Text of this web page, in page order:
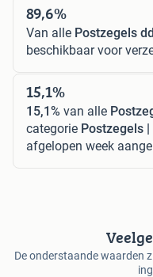
89,6%
Van alle Postzegels
beschikbaar voor
15,1%
15,1% van alle
categorie Postzegels
afgelopen week
De onderstaande waarden